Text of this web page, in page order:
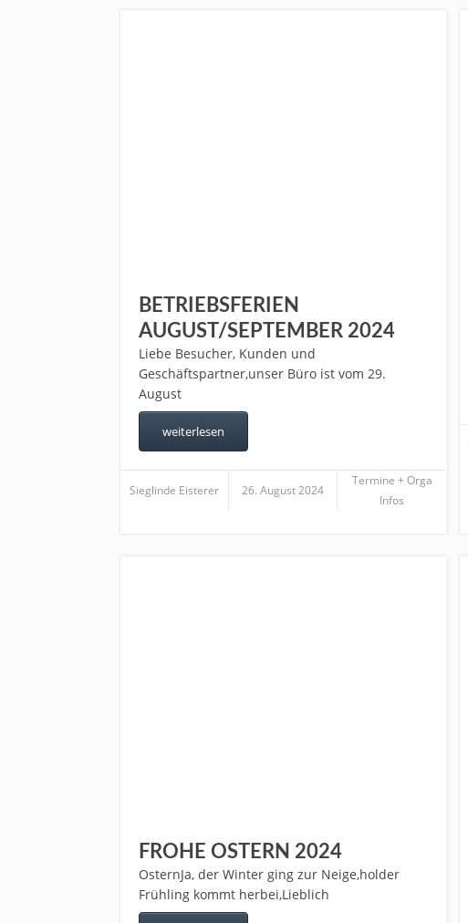
BETRIEBSFERIEN
AUGUST/SEPTEMBER 2024
Liebe Besucher, Kunden und
Geschäftspartner,unser Büro ist vom 29.
August
weiterlesen
Sieglinde Eisterer 26. August 2024
Termine + Orga
Infos
FROHE OSTERN 2024
OsternJa, der Winter ging zur Neige,holder
Frühling kommt herbei,Lieblich